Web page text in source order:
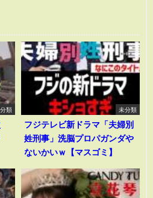
類 未分類
フジテレビ新ドラマ「夫婦別
姓刑事」洗脳プロパガンダや
ないかいｗ【マスゴミ】